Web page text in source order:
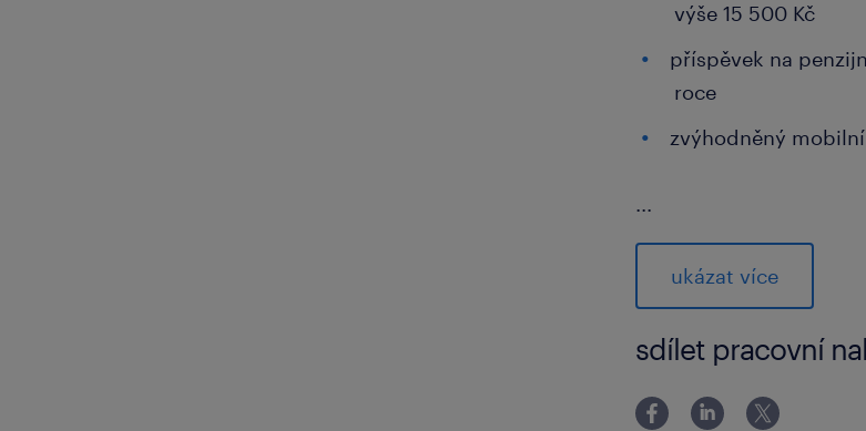
výše 15 500 Kč
příspěvek na
roce
zvýhodněný
...
co od vás očekáváme
vzdělání ve
pozici (systém
spolehlivou
manuální
ukázat více
sdílet pracovní